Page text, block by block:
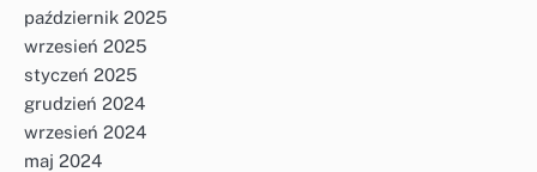
październik 2025
wrzesień 2025
styczeń 2025
grudzień 2024
wrzesień 2024
maj 2024